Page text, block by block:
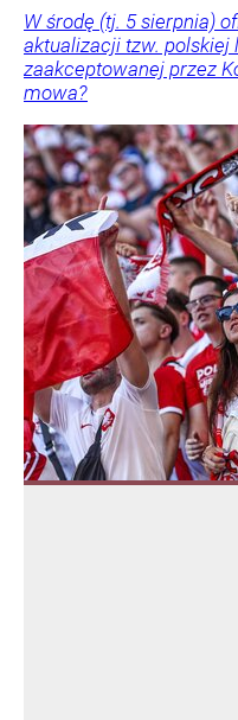
W środę (tj. 5 sierpnia)
aktualizacji tzw. polskiej
zaakceptowanej przez
mowa?